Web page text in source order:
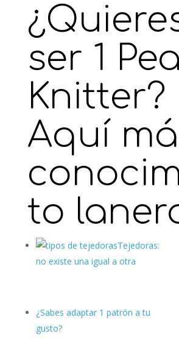
ser 1
Knitter?
Aquí
to
Tejedoras:
no existe una igual a otra
¿Sabes adaptar 1 patrón a tu
gusto?